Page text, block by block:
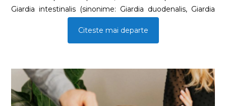
Giardia intestinalis (sinonime: Giardia duodenalis, Giardia
lamblia). Acest parazit se prezinta sub 2 forme.
Citeste mai departe